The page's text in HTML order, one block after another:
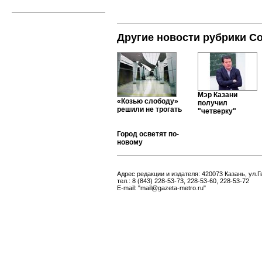
Другие новости рубрики
«Козью слободу»
решили не трогать
Мэр Казани
получил
"четверку"
Город осветят по-
новому
Адрес редакции и издателя: 420073 Казань,
тел.: 8 (843) 228-53-73, 228-53-60, 228-53-72
E-mail: "mail@gazeta-metro.ru"